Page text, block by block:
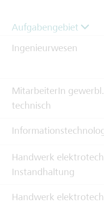
Aufgabengebiet
Ingenieurwesen
MitarbeiterIn
technisch
Handwerk
Instandhaltung
Handwerk